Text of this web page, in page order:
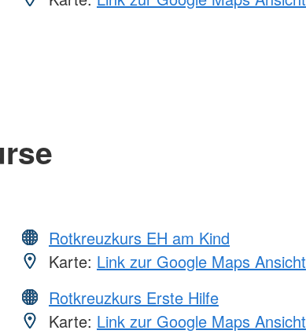
Rotkreuzkurs EH am Kind
Karte: Link zur Google Maps Ansicht
Rotkreuzkurs Erste Hilfe
Karte: Link zur Google Maps Ansicht